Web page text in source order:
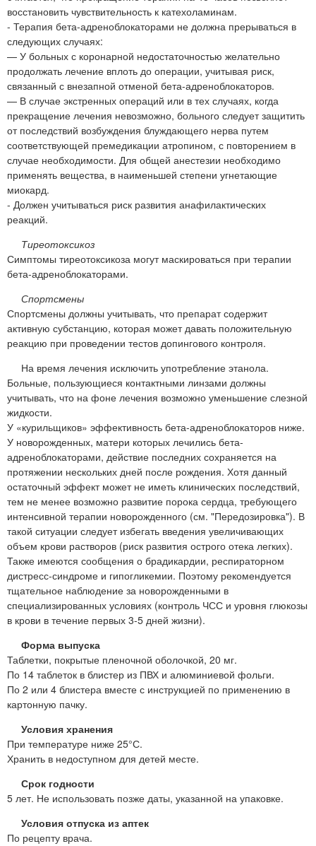
восстановить чувствительность к катехоламинам.
- Терапия бета-адреноблокаторами не должна прерываться в
следующих случаях:
— У больных с коронарной недостаточностью желательно
продолжать лечение вплоть до операции, учитывая риск,
связанный с внезапной отменой бета-адреноблокаторов.
— В случае экстренных операций или в тех случаях, когда
прекращение лечения невозможно, больного следует защитить
от последствий возбуждения блуждающего нерва путем
соответствующей премедикации атропином, с повторением в
случае необходимости. Для общей анестезии необходимо
применять вещества, в наименьшей степени угнетающие
миокард.
- Должен учитываться риск развития анафилактических
реакций.
Тиреотоксикоз
Симптомы тиреотоксикоза могут маскироваться при терапии
бета-адреноблокаторами.
Спортсмены
Спортсмены должны учитывать, что препарат содержит
активную субстанцию, которая может давать положительную
реакцию при проведении тестов допингового контроля.
На время лечения исключить употребление этанола.
Больные, пользующиеся контактными линзами должны
учитывать, что на фоне лечения возможно уменьшение слезной
жидкости.
У «курильщиков» эффективность бета-адреноблокаторов ниже.
У новорожденных, матери которых лечились бета-
адреноблокаторами, действие последних сохраняется на
протяжении нескольких дней после рождения. Хотя данный
остаточный эффект может не иметь клинических последствий,
тем не менее возможно развитие порока сердца, требующего
интенсивной терапии новорожденного (см. "Передозировка"). В
такой ситуации следует избегать введения увеличивающих
объем крови растворов (риск развития острого отека легких).
Также имеются сообщения о брадикардии, респираторном
дистресс-синдроме и гипогликемии. Поэтому рекомендуется
тщательное наблюдение за новорожденными в
специализированных условиях (контроль ЧСС и уровня глюкозы
в крови в течение первых 3-5 дней жизни).
Форма выпуска
Таблетки, покрытые пленочной оболочкой, 20 мг.
По 14 таблеток в блистер из ПВХ и алюминиевой фольги.
По 2 или 4 блистера вместе с инструкцией по применению в
картонную пачку.
Условия хранения
При температуре ниже 25°С.
Хранить в недоступном для детей месте.
Срок годности
5 лет. Не использовать позже даты, указанной на упаковке.
Условия отпуска из аптек
По рецепту врача.